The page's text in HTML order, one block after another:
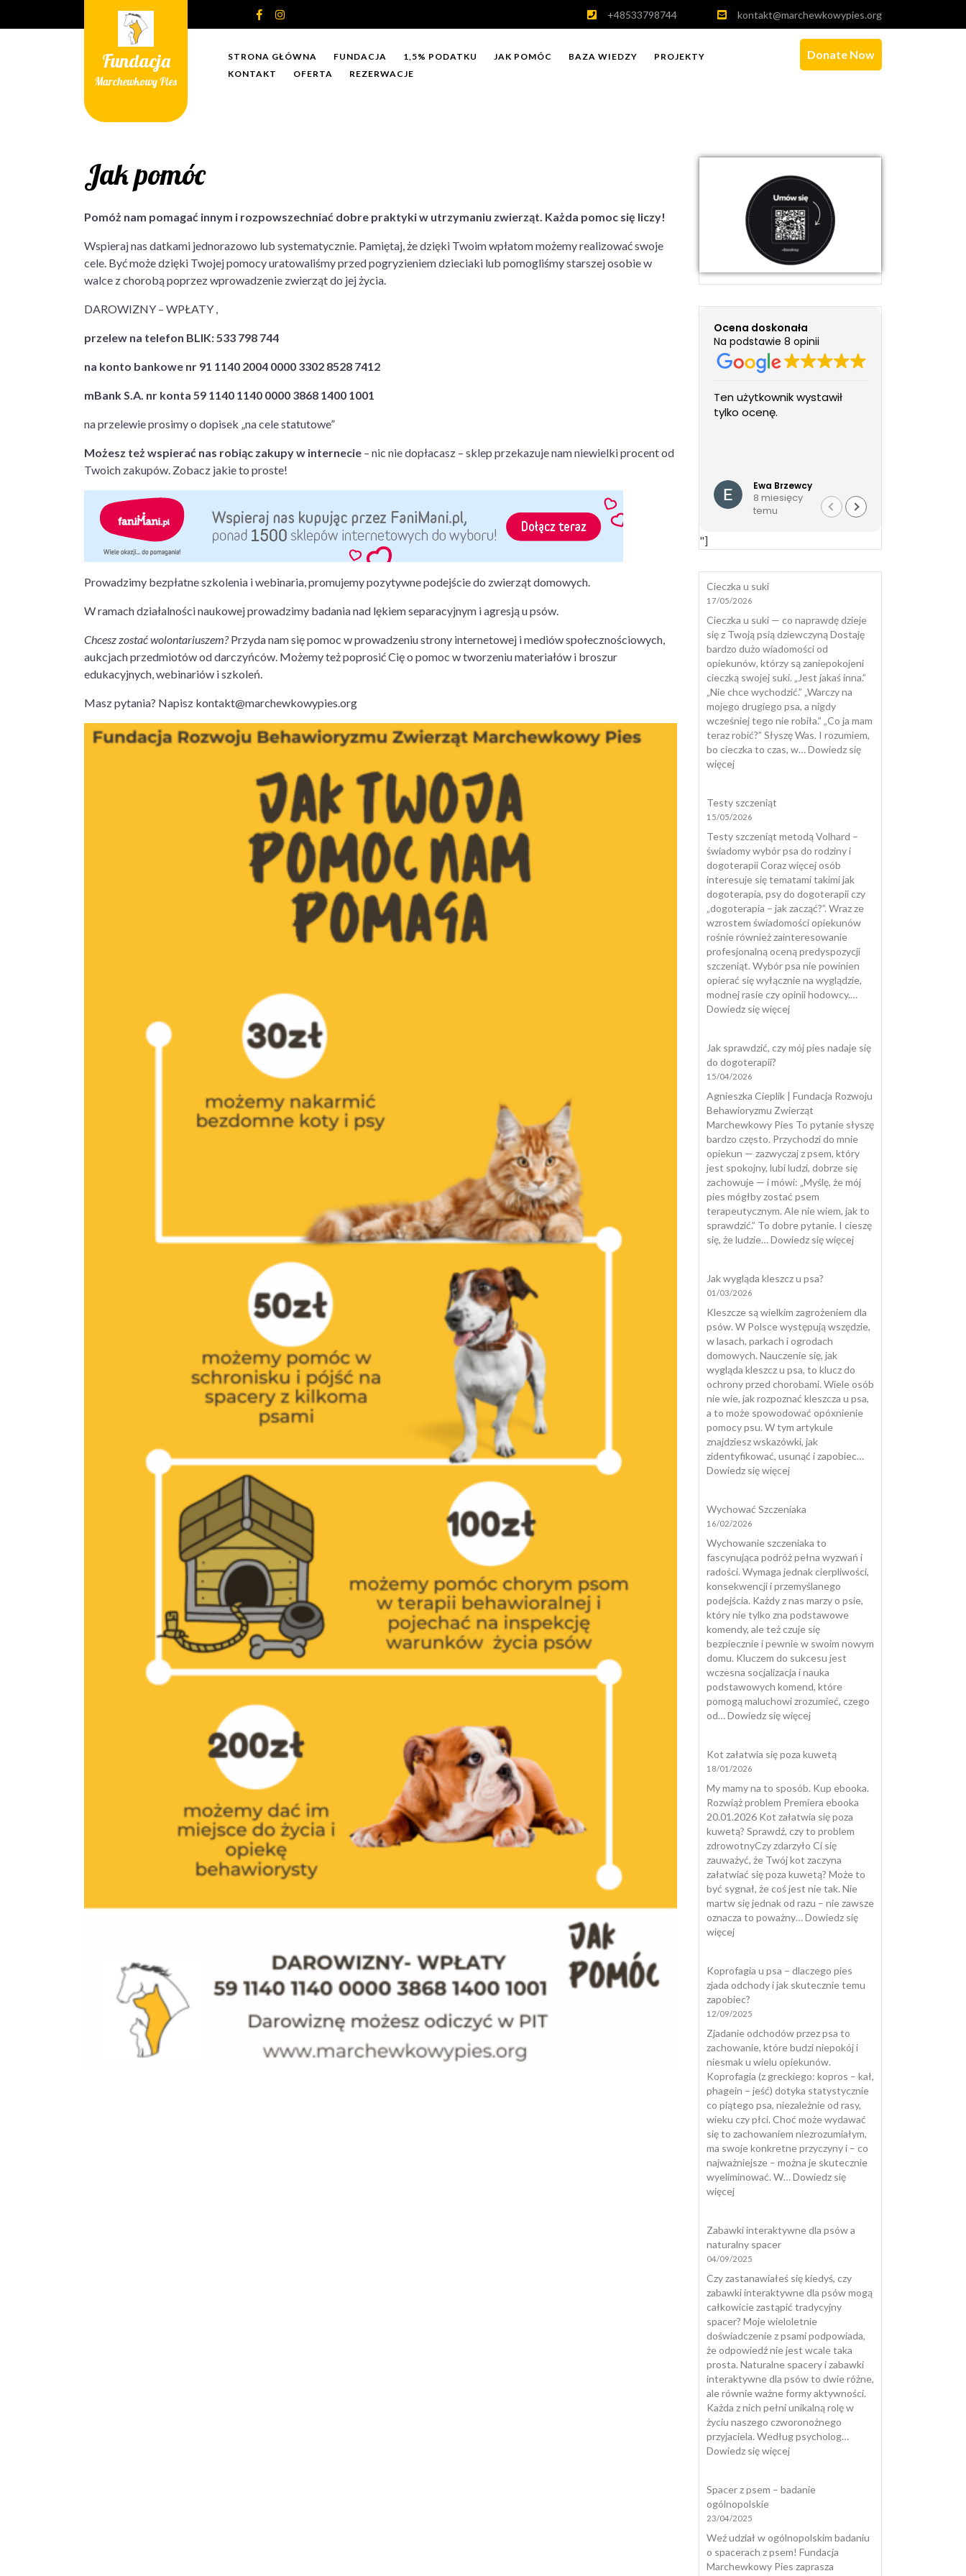
Fundacja
Marchewkowy Pies
+48533798744 kontakt@marchewkowypies.org
STRONA GŁÓWNA FUNDACJA 1,5% PODATKU JAK POMÓC BAZA WIEDZY
PROJEKTY
KONTAKT
OFERTA REZERWACJE
Donate Now
Jak pomóc
Pomóż nam pomagać innym i rozpowszechniać dobre praktyki w utrzymaniu zwierząt. Każda pomoc się liczy!
Wspieraj nas datkami jednorazowo lub systematycznie. Pamiętaj, że dzięki Twoim wpłatom możemy realizować swoje
cele. Być może dzięki Twojej pomocy uratowaliśmy przed pogryzieniem dzieciaki lub pomogliśmy starszej osobie w
walce z chorobą poprzez wprowadzenie zwierząt do jej życia.
DAROWIZNY – WPŁATY ,
przelew na telefon BLIK: 533 798 744
na konto bankowe nr 91 1140 2004 0000 3302 8528 7412
mBank S.A. nr konta 59 1140 1140 0000 3868 1400 1001
na przelewie prosimy o dopisek „na cele statutowe”
Możesz też wspierać nas robiąc zakupy w internecie – nic nie dopłacasz – sklep przekazuje nam niewielki procent od
Twoich zakupów. Zobacz jakie to proste!
Prowadzimy bezpłatne szkolenia i webinaria, promujemy pozytywne podejście do zwierząt domowych.
W ramach działalności naukowej prowadzimy badania nad lękiem separacyjnym i agresją u psów.
Chcesz zostać wolontariuszem?Przyda nam się pomoc w prowadzeniu strony internetowej i mediów społecznościowych,
aukcjach przedmiotów od darczyńców. Możemy też poprosić Cię o pomoc w tworzeniu materiałów i broszur
edukacyjnych, webinariów i szkoleń.
Masz pytania? Napisz kontakt@marchewkowypies.org
Ocena doskonała
Na podstawie 8 opinii
Ten użytkownik wystawił
tylko ocenę.
Ewa Brzewcy
8 miesięcy
temu
"]
Cieczka u suki
17/05/2026
Cieczka u suki — co naprawdę dzieje
się z Twoją psią dziewczyną Dostaję
bardzo dużo wiadomości od
opiekunów, którzy są zaniepokojeni
cieczką swojej suki. „Jest jakaś inna.”
„Nie chce wychodzić.” „Warczy na
mojego drugiego psa, a nigdy
wcześniej tego nie robiła.” „Co ja mam
teraz robić?” Słyszę Was. I rozumiem,
bo cieczka to czas, w…Dowiedz się
więcej:
suki
Testy szczeniąt
15/05/2026
Testy szczeniąt metodą Volhard –
świadomy wybór psa do rodziny i
dogoterapii Coraz więcej osób
interesuje się tematami takimi jak
dogoterapia, psy do dogoterapii czy
„dogoterapia – jak zacząć?”. Wraz ze
wzrostem świadomości opiekunów
rośnie również zainteresowanie
profesjonalną oceną predyspozycji
szczeniąt. Wybór psa nie powinien
opierać się wyłącznie na wyglądzie,
modnej rasie czy opinii hodowcy.…
Dowiedz się więcej:
Jak sprawdzić, czy mój pies nadaje się
do dogoterapii?
15/04/2026
Agnieszka Cieplik | Fundacja Rozwoju
Behawioryzmu Zwierząt
Marchewkowy Pies To pytanie słyszę
bardzo często. Przychodzi do mnie
opiekun — zazwyczaj z psem, który
jest spokojny, lubi ludzi, dobrze się
zachowuje — i mówi: „Myślę, że mój
pies mógłby zostać psem
terapeutycznym. Ale nie wiem, jak to
sprawdzić.” To dobre pytanie. I cieszę
się, że ludzie…Dowiedz się więcej:
pies
nadaje
dogoterapii?
Jak wygląda kleszcz u psa?
01/03/2026
Kleszcze są wielkim zagrożeniem dla
psów. W Polsce występują wszędzie,
w lasach, parkach i ogrodach
domowych. Nauczenie się, jak
wygląda kleszcz u psa, to klucz do
ochrony przed chorobami. Wiele osób
nie wie, jak rozpoznać kleszcza u psa,
a to może spowodować opóxnienie
pomocy psu. W tym artykule
znajdziesz wskazówki, jak
zidentyfikować, usunąć i zapobiec…
Dowiedz się więcej:
kleszcz
psa?
Wychować Szczeniaka
16/02/2026
Wychowanie szczeniaka to
fascynująca podróż pełna wyzwań i
radości. Wymaga jednak cierpliwości,
konsekwencji i przemyślanego
podejścia. Każdy z nas marzy o psie,
który nie tylko zna podstawowe
komendy, ale też czuje się
bezpiecznie i pewnie w swoim nowym
domu. Kluczem do sukcesu jest
wczesna socjalizacja i nauka
podstawowych komend, które
pomogą maluchowi zrozumieć, czego
od…Dowiedz się więcej:
Kot załatwia się poza kuwetą
18/01/2026
My mamy na to sposób. Kup ebooka.
Rozwiąż problem Premiera ebooka
20.01.2026 Kot załatwia się poza
kuwetą? Sprawdź, czy to problem
zdrowotnyCzy zdarzyło Ci się
zauważyć, że Twój kot zaczyna
załatwiać się poza kuwetą? Może to
być sygnał, że coś jest nie tak. Nie
martw się jednak od razu – nie zawsze
oznacza to poważny…Dowiedz się
więcej:
się
poza
kuwetą
Koprofagia u psa – dlaczego pies
zjada odchody i jak skutecznie temu
zapobiec?
12/09/2025
Zjadanie odchodów przez psa to
zachowanie, które budzi niepokój i
niesmak u wielu opiekunów.
Koprofagia (z greckiego: kopros – kał,
phagein – jeść) dotyka statystycznie
co piątego psa, niezależnie od rasy,
wieku czy płci. Choć może wydawać
się to zachowaniem niezrozumiałym,
ma swoje konkretne przyczyny i – co
najważniejsze – można je skutecznie
wyeliminować. W…Dowiedz się
więcej:
psa
–
dlaczego
pies
zjada
odchody
i
jak
skutecznie
temu
zapobiec?
Zabawki interaktywne dla psów a
naturalny spacer
04/09/2025
Czy zastanawiałeś się kiedyś, czy
zabawki interaktywne dla psów mogą
całkowicie zastąpić tradycyjny
spacer? Moje wieloletnie
doświadczenie z psami podpowiada,
że odpowiedź nie jest wcale taka
prosta. Naturalne spacery i zabawki
interaktywne dla psów to dwie różne,
ale równie ważne formy aktywności.
Każda z nich pełni unikalną rolę w
życiu naszego czworonożnego
przyjaciela. Według psycholog…
Dowiedz się więcej:
dla
naturalny
spacer
Spacer z psem – badanie
ogólnopolskie
23/04/2025
Weź udział w ogólnopolskim badaniu
o spacerach z psem! Fundacja
Marchewkowy Pies zaprasza